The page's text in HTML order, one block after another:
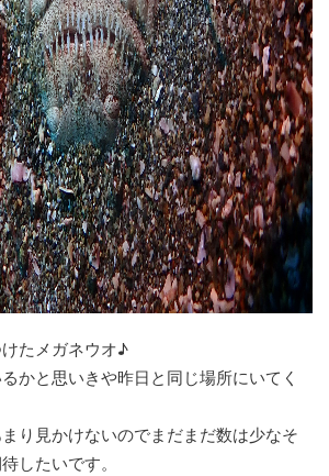
たメガネウオ♪
かと思いきや昨日と同じ場所にいてく
り見かけないのでまだまだ数は少なそ
したいです。